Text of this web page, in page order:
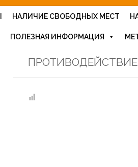
НАЛИЧИЕ СВОБОДНЫХ МЕСТ
ПОЛЕЗНАЯ ИНФОРМАЦИЯ